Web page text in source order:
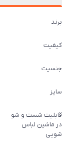
برند
کیفیت
جنسیت
سایز
قابلیت شست و شو
در ماشین لباس
شویی